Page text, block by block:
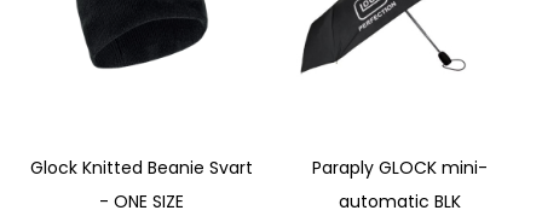
Glock Knitted Beanie Svart
- ONE SIZE
Paraply GLOCK mini-
automatic BLK